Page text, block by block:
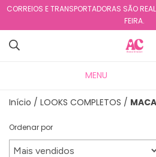
CORREIOS E TRANSPORTADORAS SÃO
FEIRA.
MENU
Início / LOOKS COMPLETOS /
Ordenar por